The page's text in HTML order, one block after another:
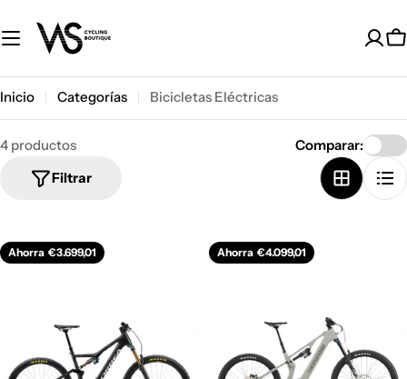
al
contenido
Inicio Categorías Bicicletas Eléctricas
4 productos
Filtrar
Comparar:
Ahorra €3.699,01 Ahorra €4.099,01